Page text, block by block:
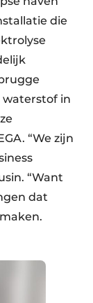
die
waterstof in
“We zijn
“Want
dat